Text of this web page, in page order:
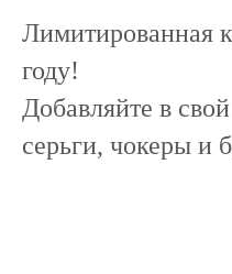
Лимитированная
году!
Добавляйте в
серьги, чокеры и